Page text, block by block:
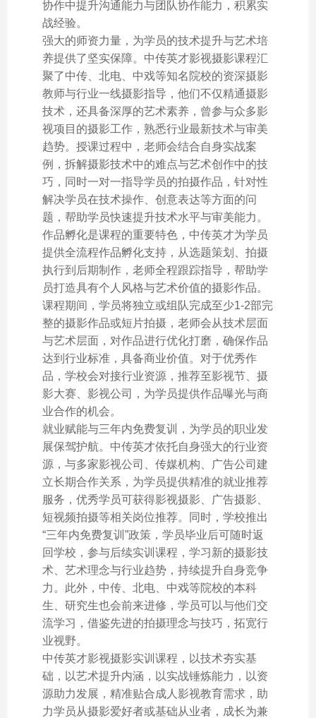
协作中提升沟通能力与团队协作能力，积累实
战经验。
强大的师资力量，为学员的技术提升与艺术培
养提供了坚实保障。中传英才影视摄影课程汇
聚了中传、北电、中戏等知名院校的资深摄影
教师与行业一线摄影指导，他们不仅精通摄影
技术，还具备深厚的艺术素养，曾参与众多影
视项目的摄影工作，熟悉行业最新技术与审美
趋势。授课过程中，老师会结合自身实战案
例，拆解摄影技术中的难点与艺术创作中的技
巧，同时一对一指导学员的拍摄作品，针对性
解决学员在技术操作、创意表达等方面的问
题，帮助学员快速提升技术水平与审美能力。
作品孵化是课程的重要特色，中传英才为学员
提供全流程作品孵化支持，从选题策划、拍摄
执行到后期制作，老师全程跟踪指导，帮助学
员打造具有个人风格与艺术价值的摄影作品。
课程期间，学员将独立或组队完成至少1-2部完
整的摄影作品或短片拍摄，老师会从技术层面
与艺术层面，对作品进行优化打磨，确保作品
达到行业标准，具备商业价值。对于优秀作
品，学校会对接行业资源，推荐至影视节、摄
影大赛、影视公司，为学员提供作品曝光与商
业合作的机会。
就业赋能与三年内免费复训，为学员的职业发
展保驾护航。中传英才依托自身强大的行业资
源，与多家影视公司、传媒机构、广告公司建
立长期合作关系，为学员提供精准的就业推荐
服务，优秀学员可获得影视摄影、广告摄影、
短视频拍摄等相关岗位推荐。同时，学校推出
“三年内免费复训”政策，学员毕业后可随时返
回学校，参与后续实训课程，学习新的摄影技
术、艺术理念与行业趋势，持续提升自身竞争
力。此外，中传、北电、中戏等院校的本科
生、研究生也会前来进修，学员可以与他们交
流学习，借鉴先进的拍摄理念与技巧，拓宽行
业视野。
中传英才影视摄影实训课程，以技术夯实基
础，以艺术提升内涵，以实战锤炼能力，以资
源助力发展，精准贴合成人影视教育需求，助
力学员从摄影爱好者或基础从业者，成长为兼